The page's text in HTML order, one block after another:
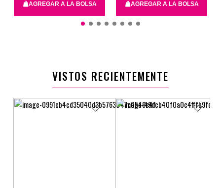
AGREGAR A LA BOLSA AGREGAR A LA BOLSA
VISTOS RECIENTEMENTE